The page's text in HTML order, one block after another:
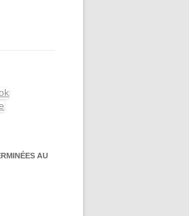
AU